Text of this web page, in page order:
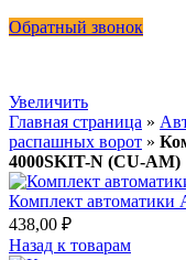
Обратный звонок
Увеличить
Главная страница »
распашных ворот »
4000SKIT-N (CU-AM)
Комплект автоматики
438,00 ₽
Назад к товарам